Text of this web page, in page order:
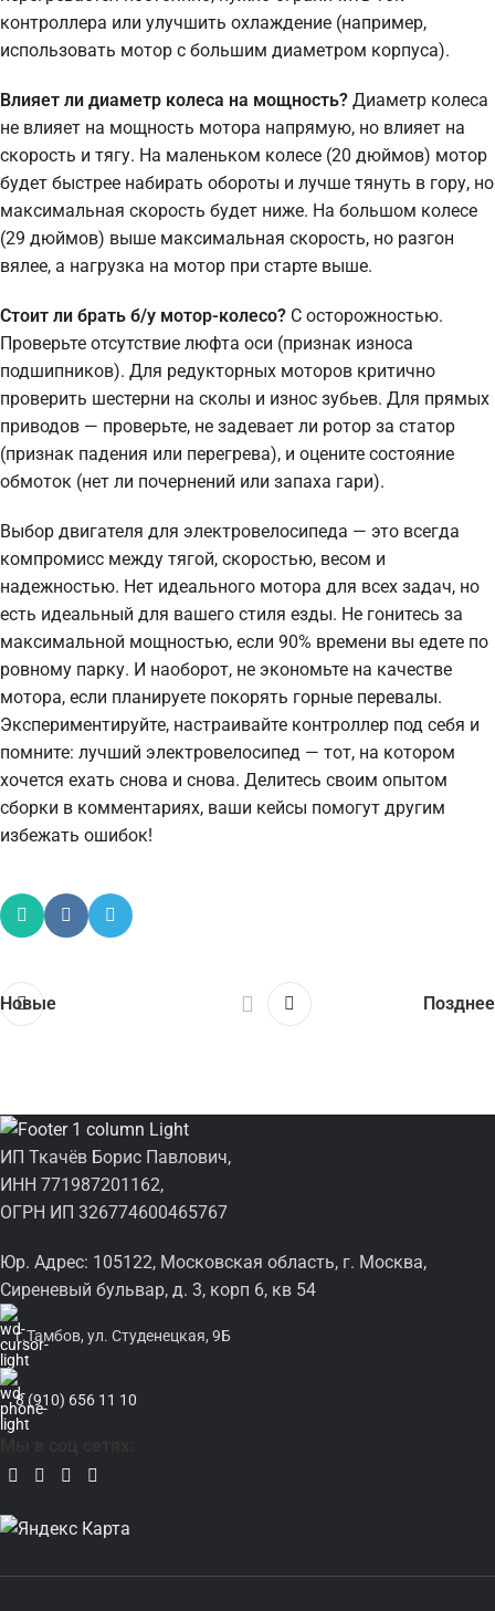
контроллера или улучшить охлаждение (например,
использовать мотор с большим диаметром корпуса).
Влияет ли диаметр колеса на мощность? Диаметр колеса
не влияет на мощность мотора напрямую, но влияет на
скорость и тягу. На маленьком колесе (20 дюймов) мотор
будет быстрее набирать обороты и лучше тянуть в гору, но
максимальная скорость будет ниже. На большом колесе
(29 дюймов) выше максимальная скорость, но разгон
вялее, а нагрузка на мотор при старте выше.
Стоит ли брать б/у мотор-колесо? С осторожностью.
Проверьте отсутствие люфта оси (признак износа
подшипников). Для редукторных моторов критично
проверить шестерни на сколы и износ зубьев. Для прямых
приводов — проверьте, не задевает ли ротор за статор
(признак падения или перегрева), и оцените состояние
обмоток (нет ли почернений или запаха гари).
Выбор двигателя для электровелосипеда — это всегда
компромисс между тягой, скоростью, весом и
надежностью. Нет идеального мотора для всех задач, но
есть идеальный для вашего стиля езды. Не гонитесь за
максимальной мощностью, если 90% времени вы едете по
ровному парку. И наоборот, не экономьте на качестве
мотора, если планируете покорять горные перевалы.
Экспериментируйте, настраивайте контроллер под себя и
помните: лучший электровелосипед — тот, на котором
хочется ехать снова и снова. Делитесь своим опытом
сборки в комментариях, ваши кейсы помогут другим
избежать ошибок!
Новые Позднее
ИП Ткачёв Борис Павлович,
ИНН 771987201162,
ОГРН ИП 326774600465767
Юр. Адрес: 105122, Московская область, г. Москва,
Сиреневый бульвар, д. 3, корп 6, кв 54
г.Тамбов, ул. Студенецкая, 9Б
8 (910) 656 11 10